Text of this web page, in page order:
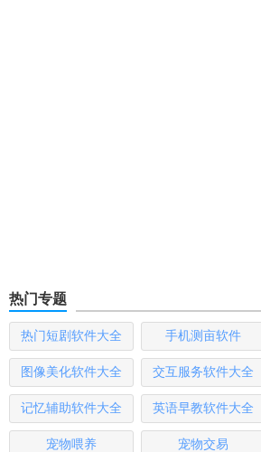
热门专题
热门短剧软件大全 手机测亩软件
图像美化软件大全 交互服务软件大全
记忆辅助软件大全 英语早教软件大全
宠物喂养 宠物交易